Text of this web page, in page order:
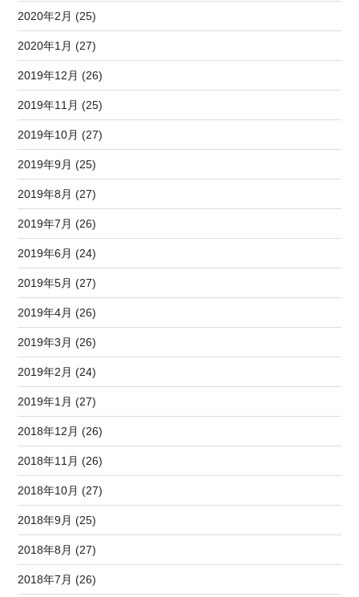
2020年2月 (25)
2020年1月 (27)
2019年12月 (26)
2019年11月 (25)
2019年10月 (27)
2019年9月 (25)
2019年8月 (27)
2019年7月 (26)
2019年6月 (24)
2019年5月 (27)
2019年4月 (26)
2019年3月 (26)
2019年2月 (24)
2019年1月 (27)
2018年12月 (26)
2018年11月 (26)
2018年10月 (27)
2018年9月 (25)
2018年8月 (27)
2018年7月 (26)